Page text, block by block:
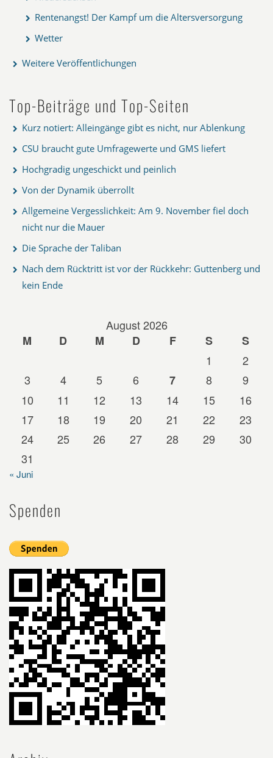
Rentenangst! Der Kampf um die Altersversorgung
Wetter
Weitere Veröffentlichungen
Top-Beiträge und Top-Seiten
Kurz notiert: Alleingänge gibt es nicht, nur Ablenkung
CSU braucht gute Umfragewerte und GMS liefert
Hochgradig ungeschickt und peinlich
Von der Dynamik überrollt
Allgemeine Vergesslichkeit: Am 9. November fiel doch
nicht nur die Mauer
Die Sprache der Taliban
Nach dem Rücktritt ist vor der Rückkehr: Guttenberg und
kein Ende
August 2026
M
D M D F S
S
1
2
3
4 5 6 7 8
9
10
11 12 13 14 15
16
17
18 19 20 21 22
23
24
25 26 27 28 29
30
31
« Juni
Spenden